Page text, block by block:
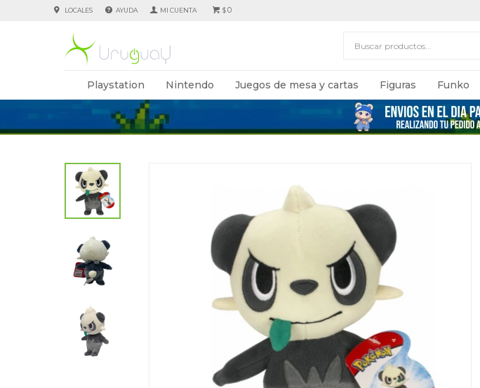
Playstation Nintendo Juegos de mesa y cartas Figuras Funko
$0
LOCALES AYUDA